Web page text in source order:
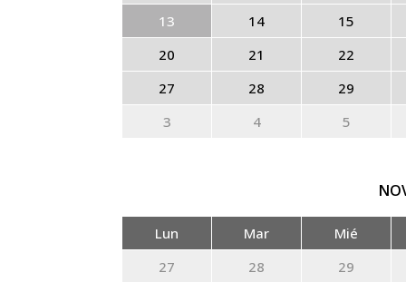
13
14 15
20
21 22
27
28 29
3
4 5
Lun Mar Mié
27
28 29